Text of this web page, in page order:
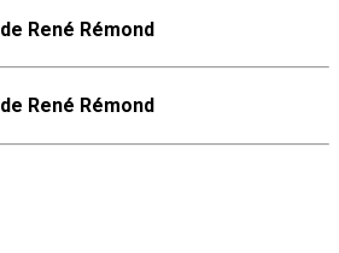
René Rémond
René Rémond